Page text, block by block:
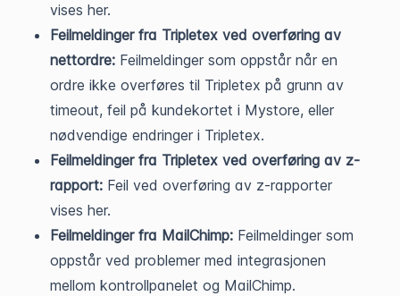
vises her.
Feilmeldinger fra Tripletex ved overføring av
nettordre: Feilmeldinger som oppstår når en
ordre ikke overføres til Tripletex på grunn av
timeout, feil på kundekortet i Mystore, eller
nødvendige endringer i Tripletex.
Feilmeldinger fra Tripletex ved overføring av z-
rapport: Feil ved overføring av z-rapporter
vises her.
Feilmeldinger fra MailChimp: Feilmeldinger som
oppstår ved problemer med integrasjonen
mellom kontrollpanelet og MailChimp.